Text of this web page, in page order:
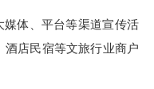
体、平台等渠道宣传活
店民宿等文旅行业商户